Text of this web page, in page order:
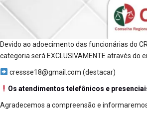
Devido ao adoecimento das funcionárias do
categoria será EXCLUSIVAMENTE através do
cressse18@gmail.com (destacar)
Os atendimentos telefônicos e
Agradecemos a compreensão e